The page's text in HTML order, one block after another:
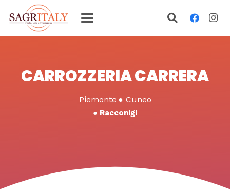
CARROZZERIA CARRERA
Piemonte ● Cuneo
● Racconigi